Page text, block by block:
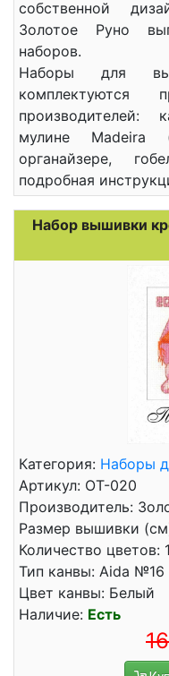
собственной
Золотое Руно
наборов.
Наборы для
комплектуются
производителей:
мулине Madeira
органайзере,
подробная
Набор вышивки
Категория: Наборы
Артикул: ОТ-020
Производитель:
Размер вышивки
Количество цветов:
Тип канвы: Aida №16
Цвет канвы: Белый
Наличие: Есть